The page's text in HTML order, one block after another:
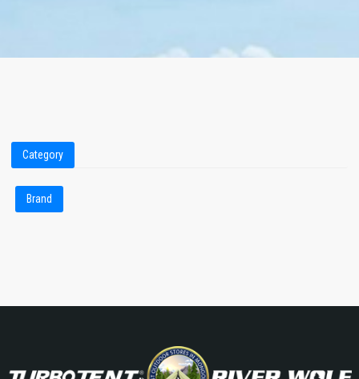
Category
Brand